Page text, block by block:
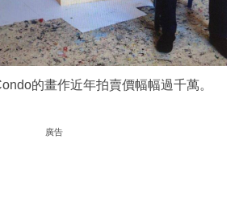
的畫作近年拍賣價幅幅過千萬。
廣告